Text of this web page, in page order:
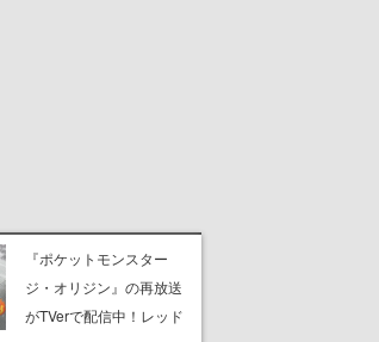
『ポケットモンスター
ジ・オリジン』の再放送
がTVerで配信中！レッド